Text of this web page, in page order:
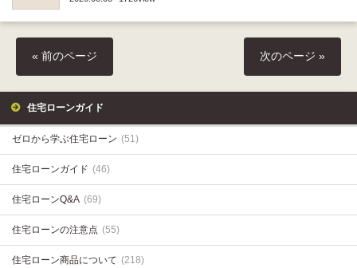
« 前のページ 次のページ »
住宅ローンガイド
ゼロから学ぶ住宅ローン (51)
住宅ローンガイド (46)
住宅ローンQ&A (69)
住宅ローンの注意点 (55)
住宅ローン商品について (218)